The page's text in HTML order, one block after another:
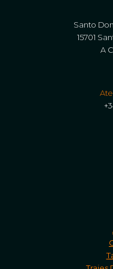
Santo
15701
A